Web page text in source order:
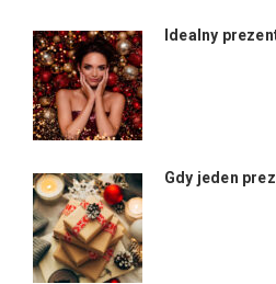
Idealny
Gdy jeden